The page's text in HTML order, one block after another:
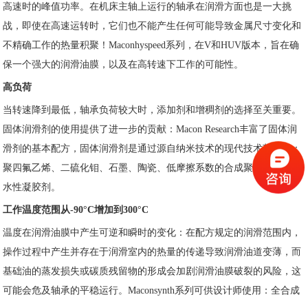
高速时的峰值功率。在机床主轴上运行的轴承在润滑方面也是一大挑
战，即使在高速运转时，它们也不能产生任何可能导致金属尺寸变化和
不精确工作的热量积聚！Maconhyspeed系列，在V和HUV版本，旨在确
保一个强大的润滑油膜，以及在高转速下工作的可能性。
高负荷
当转速降到最低，轴承负荷较大时，添加剂和增稠剂的选择至关重要。
固体润滑剂的使用提供了进一步的贡献：Macon Research丰富了固体润
滑剂的基本配方，固体润滑剂是通过源自纳米技术的现代技术获得的：
聚四氟乙烯、二硫化钼、石墨、陶瓷、低摩擦系数的合成聚合物和高吸
水性凝胶剂。
工作温度范围从-90°C增加到300°C
温度在润滑油膜中产生可逆和瞬时的变化：在配方规定的润滑范围内，
操作过程中产生并存在于润滑室内的热量的传递导致润滑油道变薄，而
基础油的蒸发损失或碳质残留物的形成会加剧润滑油膜破裂的风险，这
可能会危及轴承的平稳运行。Maconsynth系列可供设计师使用：全合成